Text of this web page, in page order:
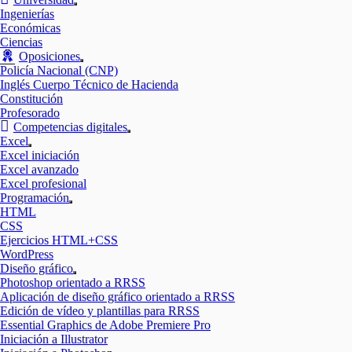
Mostrar
Ingenierías
Económicas
Ciencias
Oposiciones
Mostrar
el
submenú
Policía Nacional (CNP)
Inglés Cuerpo Técnico de Hacienda
Constitución
Profesorado
Competencias digitales
Mostrar
Excel
Mostrar
el
submenú
Excel iniciación
Excel avanzado
Excel profesional
Programación
Mostrar
HTML
CSS
Ejercicios HTML+CSS
WordPress
Diseño gráfico
Mostrar
el
submenú
Photoshop orientado a RRSS
Aplicación de diseño gráfico orientado a RRSS
Edición de vídeo y plantillas para RRSS
Essential Graphics de Adobe Premiere Pro
Iniciación a Illustrator